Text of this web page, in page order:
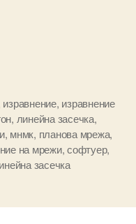
изравнение, изравнение
, линейна засечка,
, мнмк, планова мрежа,
на мрежи,софтуер,
засечка